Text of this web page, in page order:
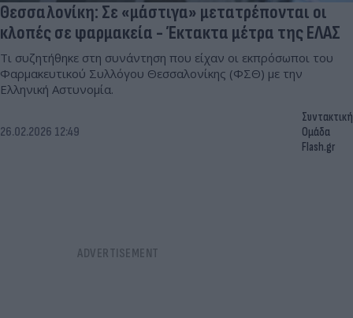
Θεσσαλονίκη: Σε «μάστιγα» μετατρέπονται οι
κλοπές σε φαρμακεία - Έκτακτα μέτρα της ΕΛΑΣ
Τι συζητήθηκε στη συνάντηση που είχαν οι εκπρόσωποι του
Φαρμακευτικού Συλλόγου Θεσσαλονίκης (ΦΣΘ) με την
Ελληνική Αστυνομία.
26.02.2026 12:49
Συντακτική
Ομάδα
Flash.gr